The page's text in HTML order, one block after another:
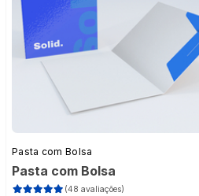
Pasta com Bolsa
Pasta com Bolsa
(48 avaliações)